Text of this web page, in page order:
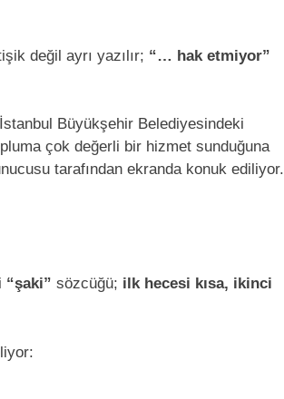
değil ayrı yazılır; “… hak etmiyor”
Büyükşehir Belediyesindeki
çok değerli bir hizmet sunduğuna
tarafından ekranda konuk ediliyor.
“şaki” sözcüğü; ilk hecesi kısa, ikinci